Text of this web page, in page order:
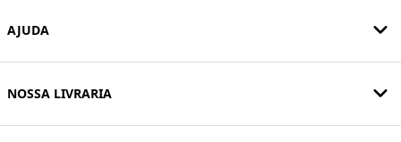
AJUDA
NOSSA LIVRARIA